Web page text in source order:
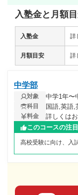
入塾金と月額
入塾金 詳
月額目安 詳
中学部
対象 中学1年〜
科目 国語,英語,
料金
詳しくは
このコースの注
高校受験に向け、入